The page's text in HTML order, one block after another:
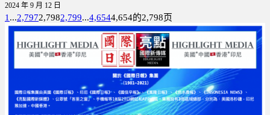
2024 年 9 月 12 日
1 ...2,7972,7982,799...4,6544,654的2,798页